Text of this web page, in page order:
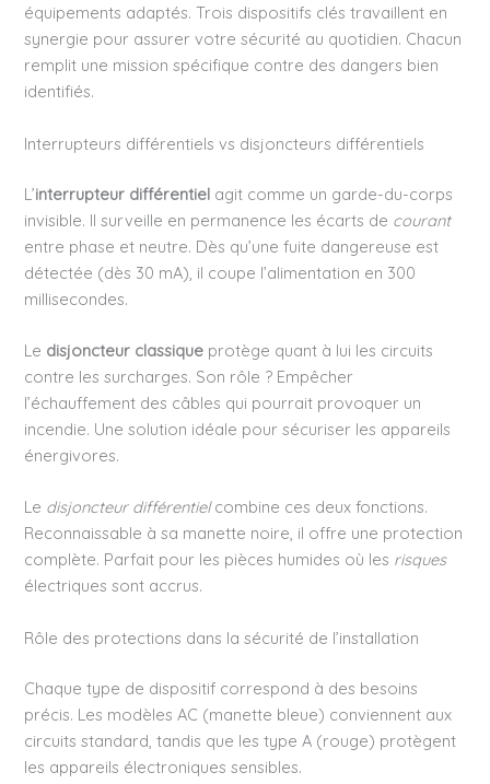
équipements adaptés. Trois dispositifs clés travaillent en
synergie pour assurer votre sécurité au quotidien. Chacun
remplit une mission spécifique contre des dangers bien
identifiés.
Interrupteurs différentiels vs disjoncteurs différentiels
L’interrupteur différentiel agit comme un garde-du-corps
invisible. Il surveille en permanence les écarts de courant
entre phase et neutre. Dès qu’une fuite dangereuse est
détectée (dès 30 mA), il coupe l’alimentation en 300
millisecondes.
Le disjoncteur classique protège quant à lui les circuits
contre les surcharges. Son rôle ? Empêcher
l’échauffement des câbles qui pourrait provoquer un
incendie. Une solution idéale pour sécuriser les appareils
énergivores.
Le disjoncteur différentielcombine ces deux fonctions.
Reconnaissable à sa manette noire, il offre une protection
complète. Parfait pour les pièces humides où les risques
électriques sont accrus.
Rôle des protections dans la sécurité de l’installation
Chaque type de dispositif correspond à des besoins
précis. Les modèles AC (manette bleue) conviennent aux
circuits standard, tandis que les type A (rouge) protègent
les appareils électroniques sensibles.